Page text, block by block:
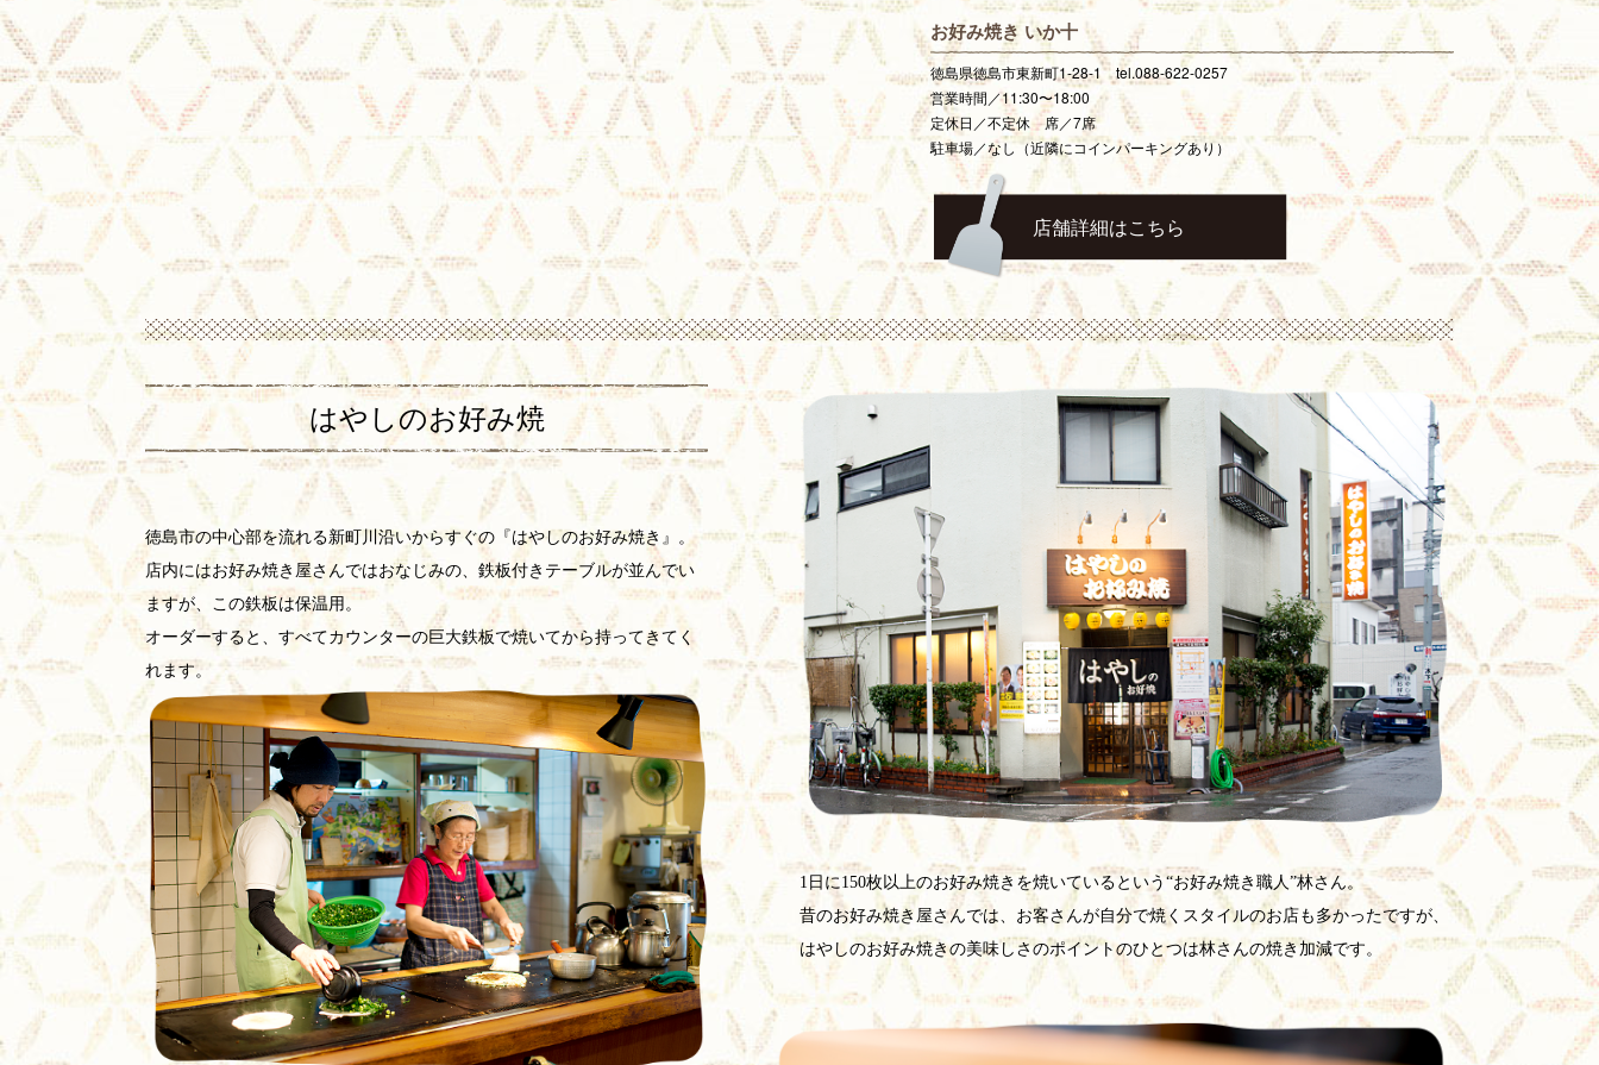
お好み焼き いか十
徳島県徳島市東新町1-28-1 tel.088-622-0257
営業時間／11:30〜18:00
定休日／不定休 席／7席
駐車場／なし（近隣にコインパーキングあり）
店舗詳細はこちら
はやしのお好み焼
徳島市の中心部を流れる新町川沿いからすぐの『はやしのお好み焼き』。
店内にはお好み焼き屋さんではおなじみの、鉄板付きテーブルが並んでい
ますが、この鉄板は保温用。
オーダーすると、すべてカウンターの巨大鉄板で焼いてから持ってきてく
れます。
1日に150枚以上のお好み焼きを焼いているという“お好み焼き職人”林さん。
昔のお好み焼き屋さんでは、お客さんが自分で焼くスタイルのお店も多かったですが、
はやしのお好み焼きの美味しさのポイントのひとつは林さんの焼き加減です。